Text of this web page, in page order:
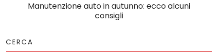
Manutenzione auto in autunno: ecco alcuni
consigli
CERCA